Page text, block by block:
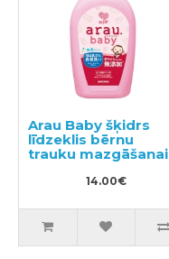
Arau Baby šķidrs
līdzeklis bērnu
trauku mazgāšanai
14.00€